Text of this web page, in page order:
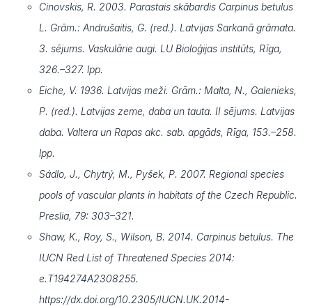
Cinovskis, R. 2003. Parastais skābardis Carpinus betulus
L. Grām.: Andrušaitis, G. (red.). Latvijas Sarkanā grāmata.
3. sējums. Vaskulārie augi. LU Bioloģijas institūts, Rīga,
326.–327. lpp.
Eiche, V. 1936. Latvijas meži. Grām.: Malta, N., Galenieks,
P. (red.). Latvijas zeme, daba un tauta. II sējums. Latvijas
daba. Valtera un Rapas akc. sab. apgāds, Rīga, 153.–258.
lpp.
Sádlo, J., Chytrý, M., Pyšek, P. 2007. Regional species
pools of vascular plants in habitats of the Czech Republic.
Preslia, 79: 303–321.
Shaw, K., Roy, S., Wilson, B. 2014. Carpinus betulus. The
IUCN Red List of Threatened Species 2014:
e.T194274A2308255.
https://dx.doi.org/10.2305/IUCN.UK.2014-